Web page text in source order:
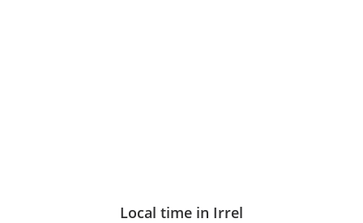
Local time in Irrel